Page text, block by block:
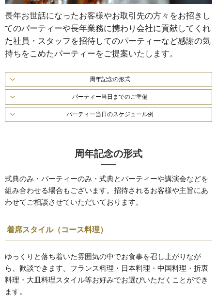
長年お世話になったお客様やお取引先の方々をお招きし
てのパーティーや長年業務に携わり会社に貢献してくれ
た社員・スタッフを招待してのパーティーなど感謝の気
持ちをこめたパーティーをご提案いたします。
周年記念の形式
パーティー当日までのご準備
パーティー当日のスケジュール例
周年記念の形式
式典のみ・パーティーのみ・式典とパーティーや講演会などを
組み合わせる場合もございます。招待されるお客様や主旨にあ
わせてご相談させていただいております。
着席スタイル（コース料理）
ゆっくりと落ち着いた雰囲気の中でお食事を召し上がりなが
ら、歓談できます。フランス料理・日本料理・中国料理・折衷
料理・大皿料理スタイル等お好みでお選びいただくことができ
ます。